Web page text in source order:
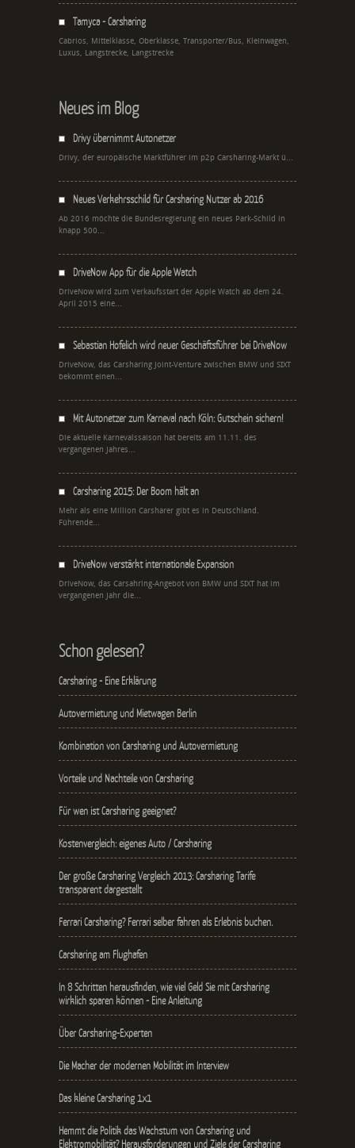
Tamyca - Carsharing
Cabrios, Mittelklasse, Oberklasse, Transporter/Bus, Kleinwagen,
Luxus, Langstrecke, Langstrecke
Neues im Blog
Drivy übernimmt Autonetzer
Drivy, der europäische Marktführer im p2p Carsharing-Markt ü...
Neues Verkehrsschild für Carsharing Nutzer ab 2016
Ab 2016 möchte die Bundesregierung ein neues Park-Schild in
knapp 500...
DriveNow App für die Apple Watch
DriveNow wird zum Verkaufsstart der Apple Watch ab dem 24.
April 2015 eine...
Sebastian Hofelich wird neuer Geschäftsführer bei DriveNow
DriveNow, das Carsharing Joint-Venture zwischen BMW und SIXT
bekommt einen...
Mit Autonetzer zum Karneval nach Köln: Gutschein sichern!
Die aktuelle Karnevalssaison hat bereits am 11.11. des
vergangenen Jahres...
Carsharing 2015: Der Boom hält an
Mehr als eine Million Carsharer gibt es in Deutschland.
Führende...
DriveNow verstärkt internationale Expansion
DriveNow, das Carsahring-Angebot von BMW und SIXT hat im
vergangenen Jahr die...
Schon gelesen?
Carsharing - Eine Erklärung
Autovermietung und Mietwagen Berlin
Kombination von Carsharing und Autovermietung
Vorteile und Nachteile von Carsharing
Für wen ist Carsharing geeignet?
Kostenvergleich: eigenes Auto / Carsharing
Der große Carsharing Vergleich 2013: Carsharing Tarife
transparent dargestellt
Ferrari Carsharing? Ferrari selber fahren als Erlebnis buchen.
Carsharing am Flughafen
In 8 Schritten herausfinden, wie viel Geld Sie mit Carsharing
wirklich sparen können - Eine Anleitung
Über Carsharing-Experten
Die Macher der modernen Mobilität im Interview
Das kleine Carsharing 1x1
Hemmt die Politik das Wachstum von Carsharing und
Elektromobilität? Herausforderungen und Ziele der Carsharing